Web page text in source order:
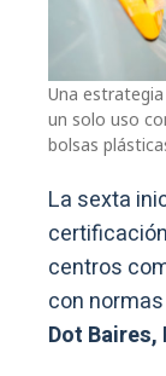
Una
un solo uso
bolsas
La sexta
centros
con
Dot